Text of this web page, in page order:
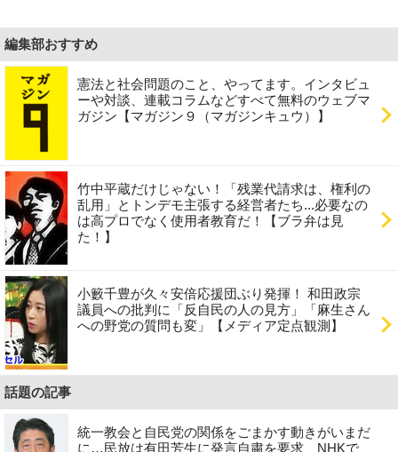
編集部おすすめ
憲法と社会問題のこと、やってます。インタビュ
ーや対談、連載コラムなどすべて無料のウェブマ
ガジン【マガジン９（マガジンキュウ）】
竹中平蔵だけじゃない！「残業代請求は、権利の
乱用」とトンデモ主張する経営者たち...必要なの
は高プロでなく使用者教育だ！【ブラ弁は見
た！】
小籔千豊が久々安倍応援団ぶり発揮！ 和田政宗
議員への批判に「反自民の人の見方」「麻生さん
への野党の質問も変」【メディア定点観測】
話題の記事
統一教会と自民党の関係をごまかす動きがいまだ
に…民放は有田芳生に発言自粛を要求、NHKで